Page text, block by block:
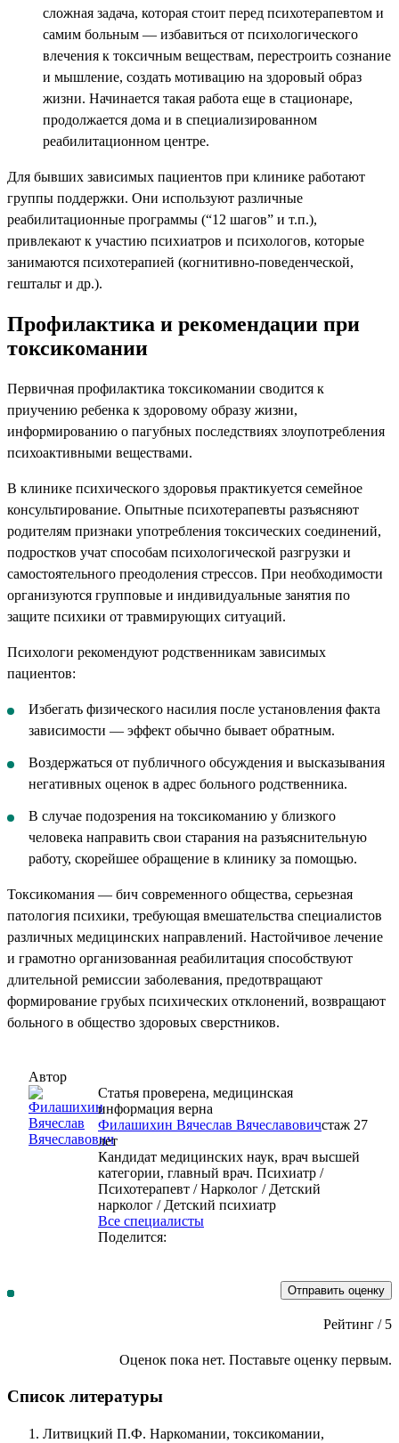
сложная задача, которая стоит перед психотерапевтом и
самим больным — избавиться от психологического
влечения к токсичным веществам, перестроить сознание
и мышление, создать мотивацию на здоровый образ
жизни. Начинается такая работа еще в стационаре,
продолжается дома и в специализированном
реабилитационном центре.
Для бывших зависимых пациентов при клинике работают
группы поддержки. Они используют различные
реабилитационные программы (“12 шагов” и т.п.),
привлекают к участию психиатров и психологов, которые
занимаются психотерапией (когнитивно-поведенческой,
гештальт и др.).
Профилактика и рекомендации при
токсикомании
Первичная профилактика токсикомании сводится к
приучению ребенка к здоровому образу жизни,
информированию о пагубных последствиях злоупотребления
психоактивными веществами.
В клинике психического здоровья практикуется семейное
консультирование. Опытные психотерапевты разъясняют
родителям признаки употребления токсических соединений,
подростков учат способам психологической разгрузки и
самостоятельного преодоления стрессов. При необходимости
организуются групповые и индивидуальные занятия по
защите психики от травмирующих ситуаций.
Психологи рекомендуют родственникам зависимых
пациентов:
Избегать физического насилия после установления факта
зависимости — эффект обычно бывает обратным.
Воздержаться от публичного обсуждения и высказывания
негативных оценок в адрес больного родственника.
В случае подозрения на токсикоманию у близкого
человека направить свои старания на разъяснительную
работу, скорейшее обращение в клинику за помощью.
Токсикомания — бич современного общества, серьезная
патология психики, требующая вмешательства специалистов
различных медицинских направлений. Настойчивое лечение
и грамотно организованная реабилитация способствуют
длительной ремиссии заболевания, предотвращают
формирование грубых психических отклонений, возвращают
больного в общество здоровых сверстников.
Автор
Статья проверена, медицинская
информация верна
Филашихин Вячеслав Вячеславовичcтаж 27
лет
Кандидат медицинских наук, врач высшей
категории, главный врач. Психиатр /
Психотерапевт / Нарколог / Детский
нарколог / Детский психиатр
Все специалисты
Поделится:
Отправить оценку
Рейтинг / 5
Оценок пока нет. Поставьте оценку первым.
Список литературы
Литвицкий П.Ф. Наркомании, токсикомании,